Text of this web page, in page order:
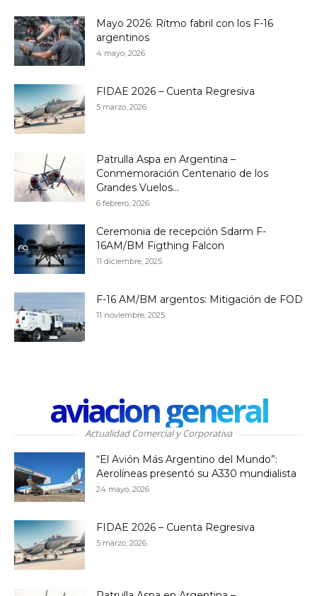
Mayo 2026: Ritmo fabril con los F-16
argentinos
4 mayo, 2026
FIDAE 2026 – Cuenta Regresiva
5 marzo, 2026
Patrulla Aspa en Argentina –
Conmemoración Centenario de los
Grandes Vuelos...
6 febrero, 2026
Ceremonia de recepción Sdarm F-
16AM/BM Figthing Falcon
11 diciembre, 2025
F-16 AM/BM argentos: Mitigación de FOD
11 noviembre, 2025
aviacion general
Actualidad Comercial y Corporativa
“El Avión Más Argentino del Mundo”:
Aerolíneas presentó su A330 mundialista
24 mayo, 2026
FIDAE 2026 – Cuenta Regresiva
5 marzo, 2026